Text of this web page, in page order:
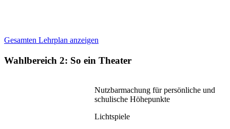
Gesamten Lehrplan anzeigen
Wahlbereich 2: So ein Theater
Nutzbarmachung für persönliche und
schulische Höhepunkte
Lichtspiele